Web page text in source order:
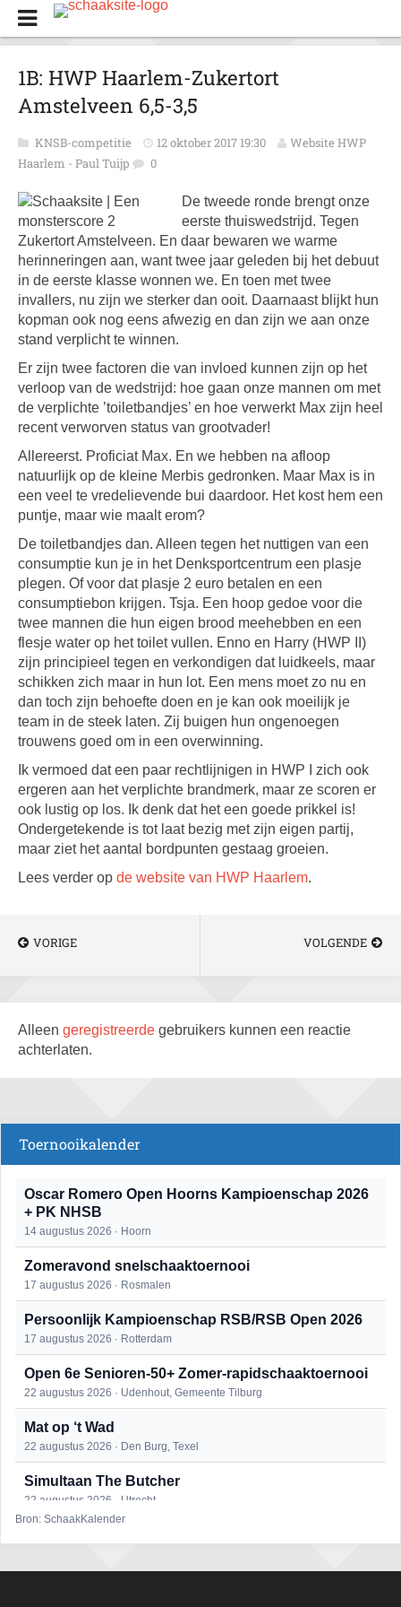
1B: HWP Haarlem-Zukertort
Amstelveen 6,5-3,5
KNSB-competitie 12 oktober 2017 19:30
Website HWP
Haarlem - Paul Tuijp
0
De tweede ronde brengt onze
eerste thuiswedstrijd. Tegen
Zukertort Amstelveen. En daar bewaren we warme
herinneringen aan, want twee jaar geleden bij het debuut
in de eerste klasse wonnen we. En toen met twee
invallers, nu zijn we sterker dan ooit. Daarnaast blijkt hun
kopman ook nog eens afwezig en dan zijn we aan onze
stand verplicht te winnen.
Er zijn twee factoren die van invloed kunnen zijn op het
verloop van de wedstrijd: hoe gaan onze mannen om met
de verplichte ’toiletbandjes’ en hoe verwerkt Max zijn heel
recent verworven status van grootvader!
Allereerst. Proficiat Max. En we hebben na afloop
natuurlijk op de kleine Merbis gedronken. Maar Max is in
een veel te vredelievende bui daardoor. Het kost hem een
puntje, maar wie maalt erom?
De toiletbandjes dan. Alleen tegen het nuttigen van een
consumptie kun je in het Denksportcentrum een plasje
plegen. Of voor dat plasje 2 euro betalen en een
consumptiebon krijgen. Tsja. Een hoop gedoe voor die
twee mannen die hun eigen brood meehebben en een
flesje water op het toilet vullen. Enno en Harry (HWP II)
zijn principieel tegen en verkondigen dat luidkeels, maar
schikken zich maar in hun lot. Een mens moet zo nu en
dan toch zijn behoefte doen en je kan ook moeilijk je
team in de steek laten. Zij buigen hun ongenoegen
trouwens goed om in een overwinning.
Ik vermoed dat een paar rechtlijnigen in HWP I zich ook
ergeren aan het verplichte brandmerk, maar ze scoren er
ook lustig op los. Ik denk dat het een goede prikkel is!
Ondergetekende is tot laat bezig met zijn eigen partij,
maar ziet het aantal bordpunten gestaag groeien.
Lees verder op de website van HWP Haarlem.
VORIGE VOLGENDE
Alleen geregistreerde gebruikers kunnen een reactie
achterlaten.
Toernooikalender
Oscar Romero Open Hoorns Kampioenschap 2026
+ PK NHSB
14 augustus 2026 · Hoorn
Zomeravond snelschaaktoernooi
17 augustus 2026 · Rosmalen
Persoonlijk Kampioenschap RSB/RSB Open 2026
17 augustus 2026 · Rotterdam
Open 6e Senioren-50+ Zomer-rapidschaaktoernooi
22 augustus 2026 · Udenhout, Gemeente Tilburg
Mat op ‘t Wad
22 augustus 2026 · Den Burg, Texel
Simultaan The Butcher
22 augustus 2026 · Utrecht
Bron: SchaakKalender